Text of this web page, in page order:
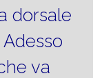
dorsale
va